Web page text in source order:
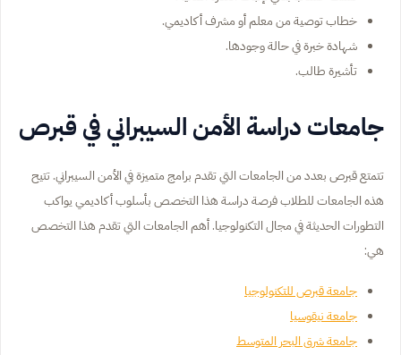
خطاب توصية من معلم أو مشرف أكاديمي.
شهادة خبرة في حالة وجودها.
تأشيرة طالب.
جامعات دراسة الأمن السيبراني في قبرص
تتمتع قبرص بعدد من الجامعات التي تقدم برامج متميزة في الأمن السيبراني. تتيح
هذه الجامعات للطلاب فرصة دراسة هذا التخصص بأسلوب أكاديمي يواكب
التطورات الحديثة في مجال التكنولوجيا. أهم الجامعات التي تقدم هذا التخصص
هي:
جامعة قبرص للتكنولوجيا
جامعة نيقوسيا
جامعة شرق البحر المتوسط